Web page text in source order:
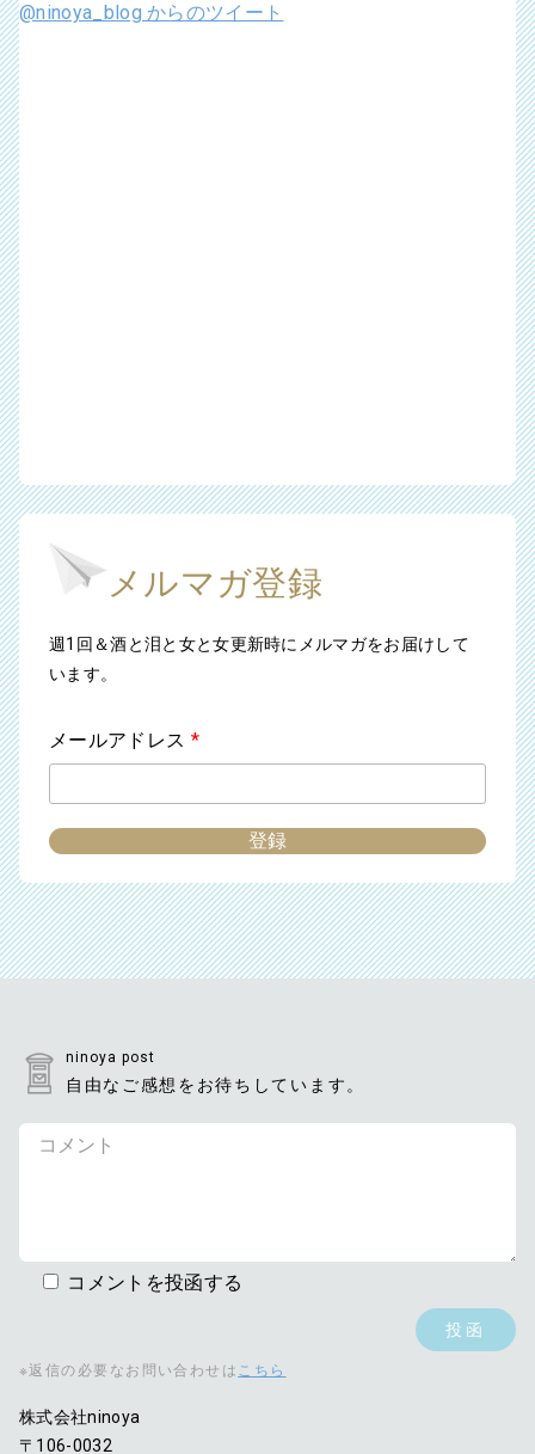
@ninoya_blog からのツイート
メルマガ登録
週1回＆酒と泪と女と女更新時にメルマガをお届けして
います。
メールアドレス *
ninoya post
自由なご感想をお待ちしています。
コメントを投函する
※返信の必要なお問い合わせは こちら
株式会社ninoya
〒106-0032